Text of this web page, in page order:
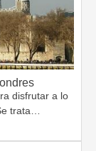
disfrutar a lo
trata…